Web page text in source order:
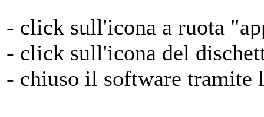
- click sull'icona a ruota
- click sull'icona del
- chiuso il software tramite